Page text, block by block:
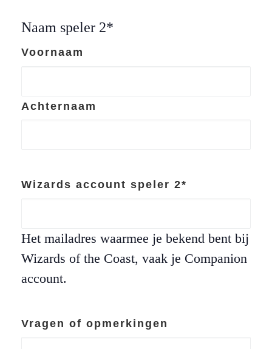
Naam speler 2*
Voornaam
Achternaam
Wizards account speler 2*
Het mailadres waarmee je bekend bent bij
Wizards of the Coast, vaak je Companion
account.
Vragen of opmerkingen